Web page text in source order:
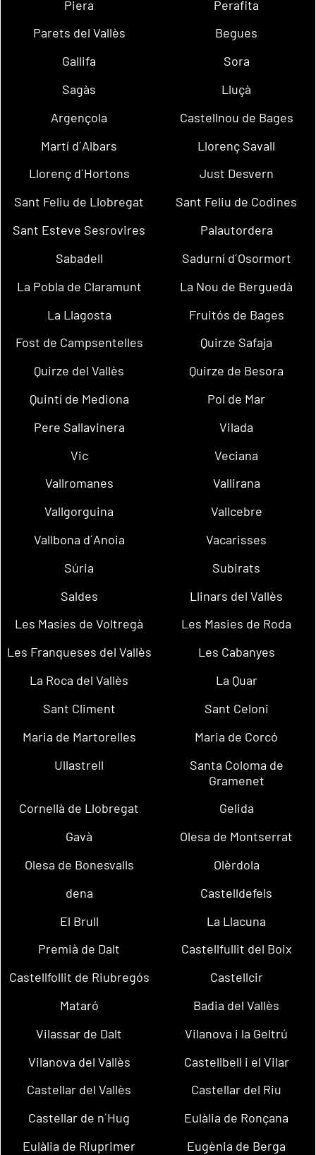
Piera
Perafita
Parets del Vallès
Begues
Gallifa
Sora
Sagàs
Lluçà
Argençola
Castellnou de Bages
Martí d´Albars
Llorenç Savall
Llorenç d´Hortons
Just Desvern
Sant Feliu de Llobregat
Sant Feliu de Codines
Sant Esteve Sesrovires
Palautordera
Sabadell
Sadurní d´Osormort
La Pobla de Claramunt
La Nou de Berguedà
La Llagosta
Fruitós de Bages
Fost de Campsentelles
Quirze Safaja
Quirze del Vallès
Quirze de Besora
Quintí de Mediona
Pol de Mar
Pere Sallavinera
Vilada
Vic
Veciana
Vallromanes
Vallirana
Vallgorguina
Vallcebre
Vallbona d´Anoia
Vacarisses
Súria
Subirats
Saldes
Llinars del Vallès
Les Masíes de Voltregà
Les Masies de Roda
Les Franqueses del Vallès
Les Cabanyes
La Roca del Vallès
La Quar
Sant Climent
Sant Celoni
Maria de Martorelles
Maria de Corcó
Ullastrell
Santa Coloma de
Gramenet
Cornellà de Llobregat
Gelida
Gavà
Olesa de Montserrat
Olesa de Bonesvalls
Olèrdola
dena
Castelldefels
El Brull
La Llacuna
Premià de Dalt
Castellfullit del Boix
Castellfollit de Riubregós
Castellcir
Mataró
Badia del Vallès
Vilassar de Dalt
Vilanova i la Geltrú
Vilanova del Vallès
Castellbell i el Vilar
Castellar del Vallès
Castellar del Riu
Castellar de n´Hug
Eulàlia de Ronçana
Eulàlia de Riuprimer
Eugènia de Berga